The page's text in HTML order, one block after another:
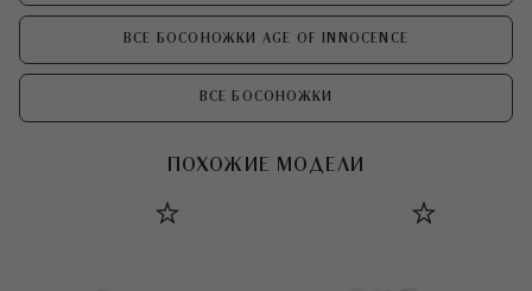
ВСЕ БОСОНОЖКИ AGE OF INNOCENCE
ВСЕ БОСОНОЖКИ
ПОХОЖИЕ МОДЕЛИ